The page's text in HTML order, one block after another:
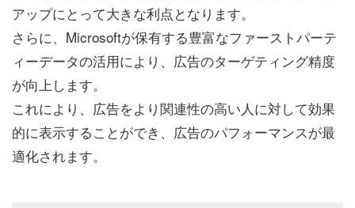
アップにとって大きな利点となります。
さらに、Microsoftが保有する豊富なファーストパーテ
ィーデータの活用により、広告のターゲティング精度
が向上します。
これにより、広告をより関連性の高い人に対して効果
的に表示することができ、広告のパフォーマンスが最
適化されます。